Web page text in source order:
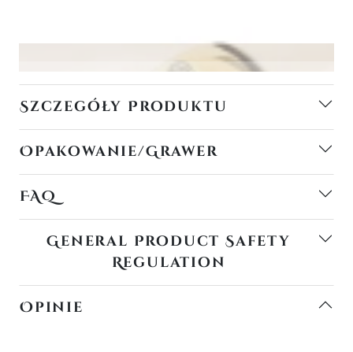
Szczegóły Produktu
Opakowanie/Grawer
FAQ
General Product Safety
Regulation
Opinie